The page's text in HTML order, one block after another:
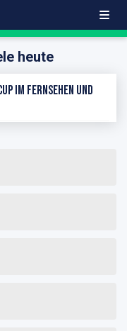
heute
im Fernsehen und